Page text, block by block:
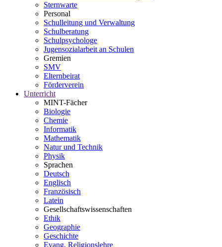
Sternwarte
Personal
Schulleitung und Verwaltung
Schulberatung
Schulpsychologe
Jugensozialarbeit an Schulen
Gremien
SMV
Elternbeirat
Förderverein
Unterricht
MINT-Fächer
Biologie
Chemie
Informatik
Mathematik
Natur und Technik
Physik
Sprachen
Deutsch
Englisch
Französisch
Latein
Gesellschaftswissenschaften
Ethik
Geographie
Geschichte
Evang. Religionslehre